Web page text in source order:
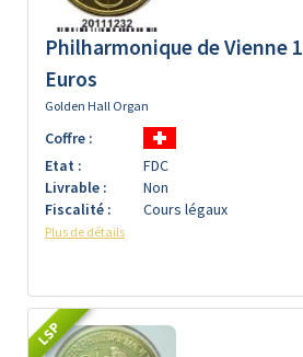
Philharmonique de Vienne
Euros
Golden Hall Organ
Coffre :
Etat :
FDC
Livrable :
Non
Fiscalité :
Cours légaux
Plus de détails
LSP